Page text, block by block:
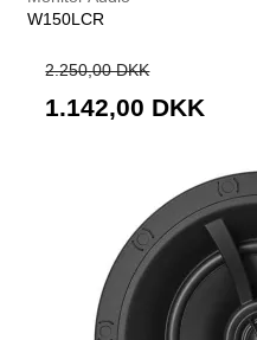
W150LCR
2.250,00 DKK
1.142,00 DKK